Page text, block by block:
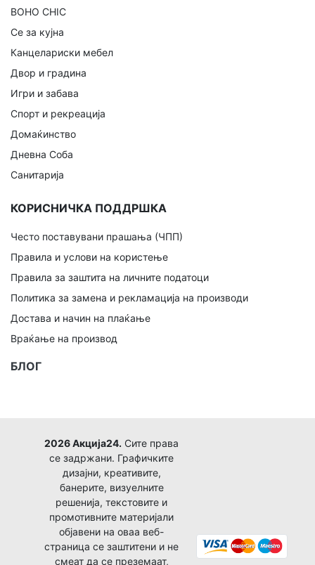
BOHO CHIC
Се за кујна
Канцелариски мебел
Двор и градина
Игри и забава
Спорт и рекреација
Домаќинство
Дневна Соба
Санитарија
КОРИСНИЧКА ПОДДРШКА
Често поставувани прашања (ЧПП)
Правила и услови на користење
Правила за заштита на личните податоци
Политика за замена и рекламација на производи
Достава и начин на плаќање
Враќање на производ
БЛОГ
2026 Акција24. Сите права
се задржани. Графичките
дизајни, креативите,
банерите, визуелните
решенија, текстовите и
промотивните материјали
објавени на оваа веб-
страница се заштитени и не
смеат да се преземаат,